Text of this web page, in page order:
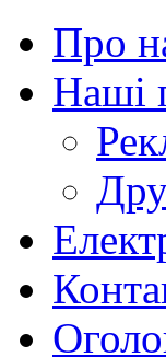
Про
Наші